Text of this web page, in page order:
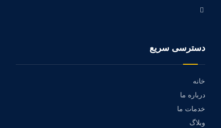
دسترسی سریع
خانه
درباره ما
خدمات ما
وبلاگ